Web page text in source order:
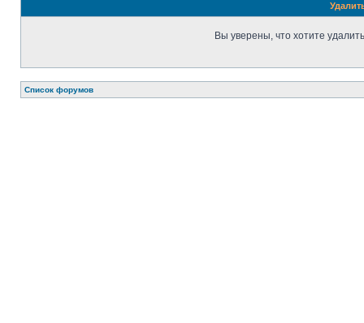
Вы уверены, что хотите
Список форумов